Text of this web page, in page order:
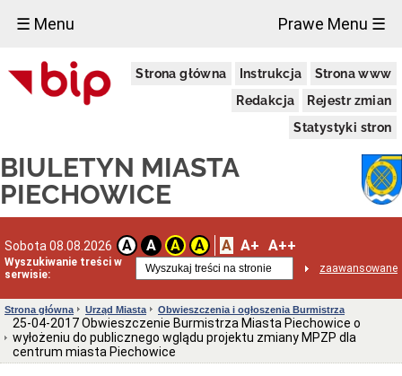
☰ Menu Prawe Menu ☰
Strona główna Instrukcja
Strona www
Redakcja
Rejestr zmian
Statystyki stron
BIULETYN MIASTA
PIECHOWICE
Sobota 08.08.2026 A A A A A A+ A++
Wyszukiwanie treści w
serwisie:
zaawansowane
Miasto
Raporty
Miasta
Strategie
i
Taryfy
za
i
ścieki
Informacje
o
środowisku
Strona główna Urząd Miasta Obwieszczenia i ogłoszenia Burmistrza
25-04-2017 Obwieszczenie Burmistrza Miasta Piechowice o
wyłożeniu do publicznego wglądu projektu zmiany MPZP dla
centrum miasta Piechowice
×